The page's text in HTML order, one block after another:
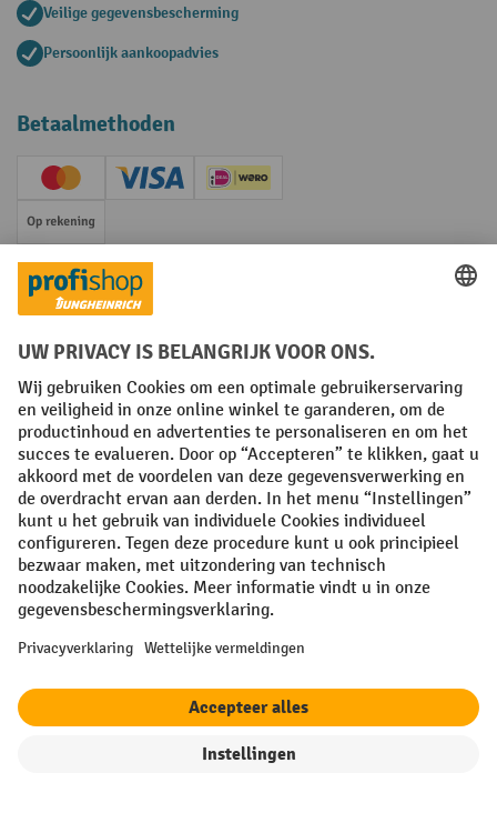
Sorteren op
Veilige gegevensbescherming
Persoonlijk aankoopadvies
Betaalmethoden
Creditcard (Master)Creditcard (Visa)iDEAL | Wero
Op rekening
Sociale netwerken
Facebook
YouTube
LinkedIn
Instagram
Algemene leveringsvoorwaarden Copyright
Privacyverklaring Privacy Instellingen
All prices excl. VAT plusshipping costsand possible delivery charges,
if not stated otherwise.
¹ De korting is geldig zolang de voorraad strekt. De korting is niet van
procentuele kortingen of vouchers is niet mogelijk. | ² De korting
nieuwsbrief. De voucher is 10 dagen geldig en kan online worden
ingewisseld vanaf een netto bestelwaarde van €250. De hoogte van de
korting varieert per productcategorie en is maximaal 10%. Elektrische